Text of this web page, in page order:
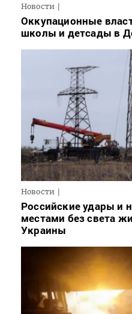
Новости
Оккупационные
школы и детсады в
Новости
Российские удары и
местами без света
Украины